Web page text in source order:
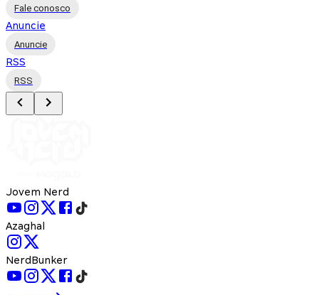
Fale conosco
Anuncie
Anuncie
RSS
RSS
Jovem Nerd
Azaghal
NerdBunker